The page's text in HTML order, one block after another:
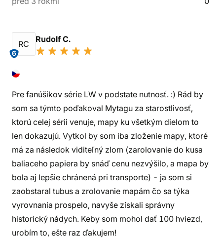
RC
6
Rudolf C.
Pre fanúšikov série LW v podstate nutnosť. :) Rád by
som sa týmto poďakoval Mytagu za starostlivosť,
ktorú celej sérii venuje, mapy ku všetkým dielom to
len dokazujú. Vytkol by som iba zloženie mapy, ktoré
má za následok viditeľný zlom (zarolovanie do kusa
baliaceho papiera by snáď cenu nezvýšilo, a mapa by
bola aj lepšie chránená pri transporte) - ja som si
zaobstaral tubus a zrolovanie mapám čo sa týka
vyrovnania prospelo, navyše získali správny
historický nádych. Keby som mohol dať 100 hviezd,
urobím to, ešte raz ďakujem!